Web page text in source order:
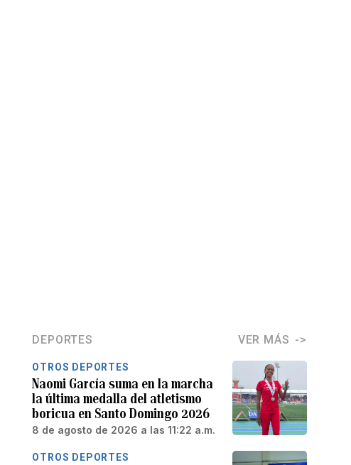
DEPORTES VER MÁS
OTROS DEPORTES
Naomi García suma en la marcha
la última medalla del atletismo
boricua en Santo Domingo 2026
8 de agosto de 2026 a las 11:22 a.m.
OTROS DEPORTES